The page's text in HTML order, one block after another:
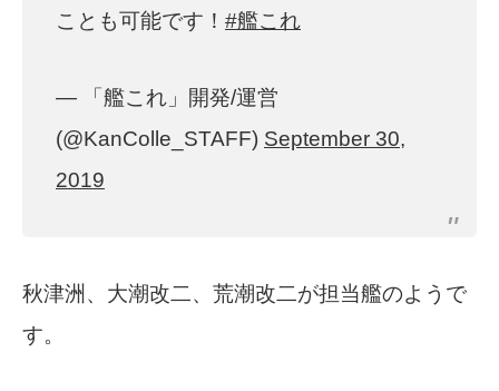
ことも可能です！ #艦これ
— 「艦これ」開発/運営
(@KanColle_STAFF) September 30,
2019
秋津洲、大潮改二、荒潮改二が担当艦のようで
す。